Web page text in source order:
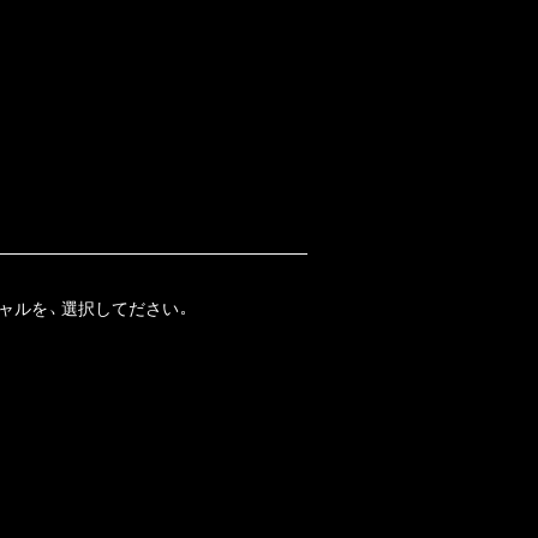
を、選択してださい。